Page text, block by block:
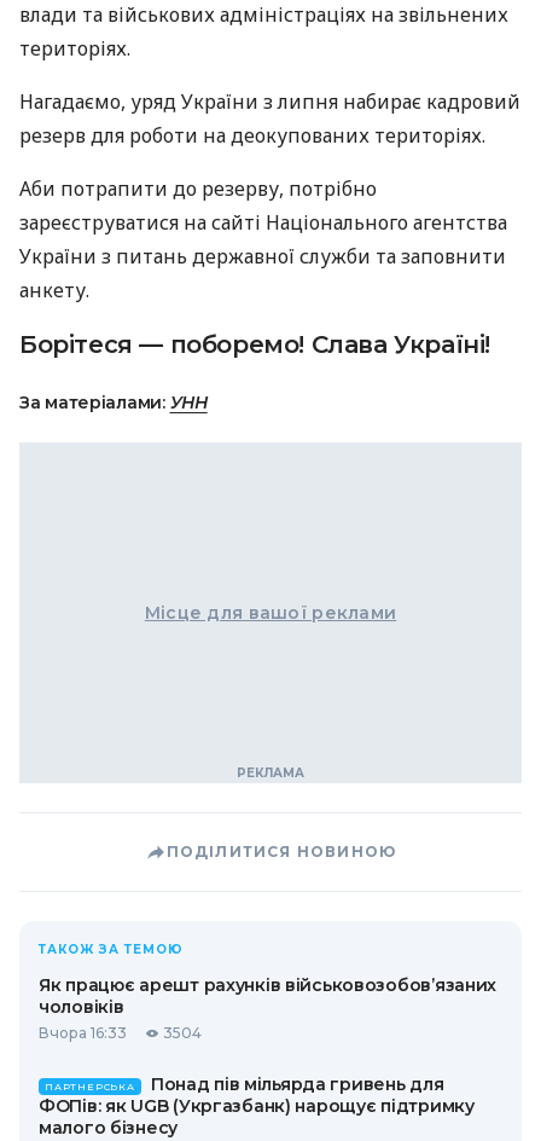
влади та військових адміністраціях на звільнених
територіях.
Нагадаємо, уряд України з липня набирає кадровий
резерв для роботи на деокупованих територіях.
Аби потрапити до резерву, потрібно
зареєструватися на сайті Національного агентства
України з питань державної служби та заповнити
анкету.
Борітеся — поборемо! Слава Україні!
За матеріалами: УНН
Місце для вашої реклами
ПОДІЛИТИСЯ НОВИНОЮ
ТАКОЖ ЗА ТЕМОЮ
Як працює арешт рахунків військовозобов’язаних
чоловіків
Вчора 16:33 3504
ПАРТНЕРСЬКА
Понад пів мільярда гривень для
ФОПів: як UGB (Укргазбанк) нарощує підтримку
малого бізнесу